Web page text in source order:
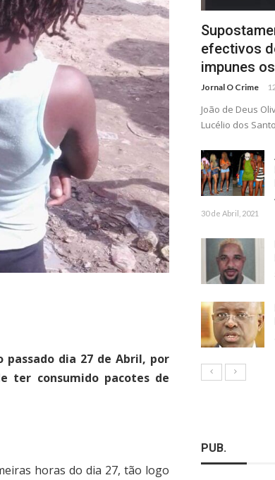
dia 27 de Abril, por
ter consumido pacotes de
horas do dia 27, tão logo
efectivos
impunes
Jornal O Crime
João de Deus
Lucélio dos
30 de Abril, 2021
PUB.